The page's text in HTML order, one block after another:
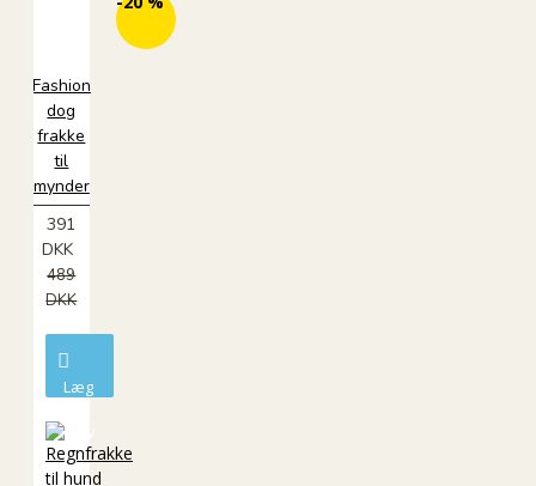
Fashion
dog
frakke
til
mynder
391
DKK
489
DKK
Læg
kurv